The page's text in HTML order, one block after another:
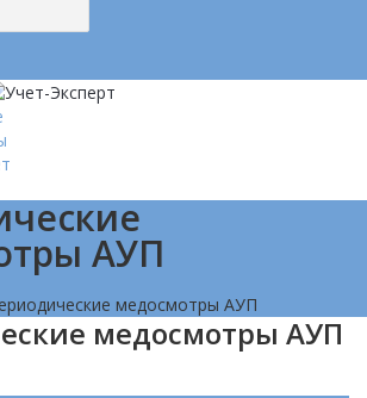
АУП
медосмотры АУП
медосмотры АУП